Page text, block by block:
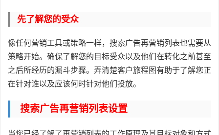
先了解您的受众
像任何营销工具或策略一样，搜索广告再营销列表也需要从
策略开始。确保了解您的目标受众以及他们在转化之前甚至
之后所经历的漏斗步骤。弄清楚客户旅程图有助于了解您正
在针对谁以及应该何时针对他们投放。
搜索广告再营销列表设置